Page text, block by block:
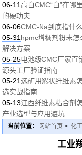
06-11高白CMC“白”在哪
的硬功夫
06-06CMC-Na到底指什
05-31 hpmc增稠剂粉末怎
解决方案
05-25电池级CMC厂家直
源头工厂验证指南
05-21选矿用絮状纤维素
选实战指南
05-13江西纤维素粘合剂
产业选型与应用避坑
当前位置： 网站首页 > 化
工业